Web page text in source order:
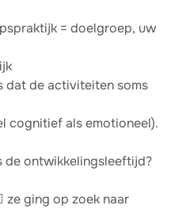
= doelgroep, uw
dat de activiteiten soms
cognitief als emotioneel).
de ontwikkelingsleeftijd?
ze ging op zoek naar